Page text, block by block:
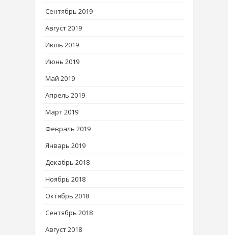
Сентябрь 2019
Август 2019
Июль 2019
Июнь 2019
Май 2019
Апрель 2019
Март 2019
Февраль 2019
Январь 2019
Декабрь 2018
Ноябрь 2018
Октябрь 2018
Сентябрь 2018
Август 2018